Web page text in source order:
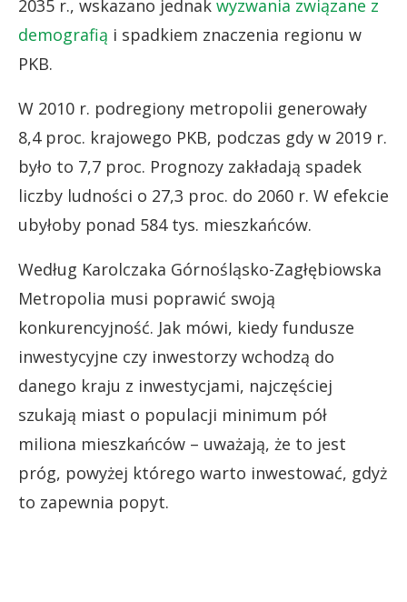
2035 r., wskazano jednak wyzwania związane z
demografią i spadkiem znaczenia regionu w
PKB.
W 2010 r. podregiony metropolii generowały
8,4 proc. krajowego PKB, podczas gdy w 2019 r.
było to 7,7 proc. Prognozy zakładają spadek
liczby ludności o 27,3 proc. do 2060 r. W efekcie
ubyłoby ponad 584 tys. mieszkańców.
Według Karolczaka Górnośląsko-Zagłębiowska
Metropolia musi poprawić swoją
konkurencyjność. Jak mówi, kiedy fundusze
inwestycyjne czy inwestorzy wchodzą do
danego kraju z inwestycjami, najczęściej
szukają miast o populacji minimum pół
miliona mieszkańców – uważają, że to jest
próg, powyżej którego warto inwestować, gdyż
to zapewnia popyt.